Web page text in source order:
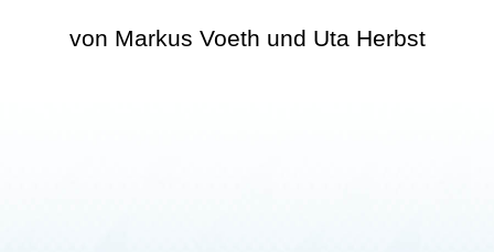
von Markus Voeth und Uta Herbst